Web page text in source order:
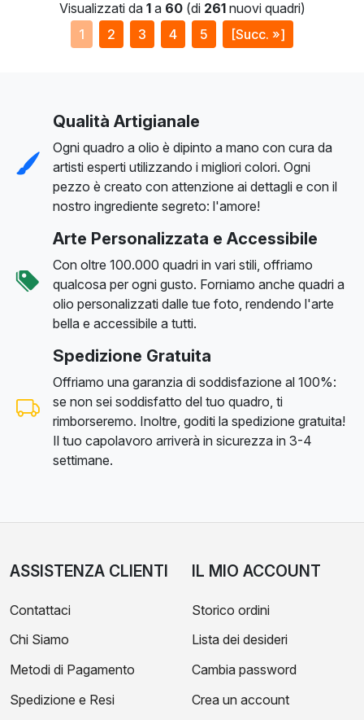
Visualizzati da 1a 60(di 261nuovi quadri)
1
2 3 4 5 [Succ. »]
Qualità Artigianale
Ogni quadro a olio è dipinto a mano con cura da
artisti esperti utilizzando i migliori colori. Ogni
pezzo è creato con attenzione ai dettagli e con il
nostro ingrediente segreto: l'amore!
Arte Personalizzata e Accessibile
Con oltre 100.000 quadri in vari stili, offriamo
qualcosa per ogni gusto. Forniamo anche quadri a
olio personalizzati dalle tue foto, rendendo l'arte
bella e accessibile a tutti.
Spedizione Gratuita
Offriamo una garanzia di soddisfazione al 100%:
se non sei soddisfatto del tuo quadro, ti
rimborseremo. Inoltre, goditi la spedizione gratuita!
Il tuo capolavoro arriverà in sicurezza in 3-4
settimane.
ASSISTENZA CLIENTI
Contattaci
Chi Siamo
Metodi di Pagamento
Spedizione e Resi
IL MIO ACCOUNT
Storico ordini
Lista dei desideri
Cambia password
Crea un account